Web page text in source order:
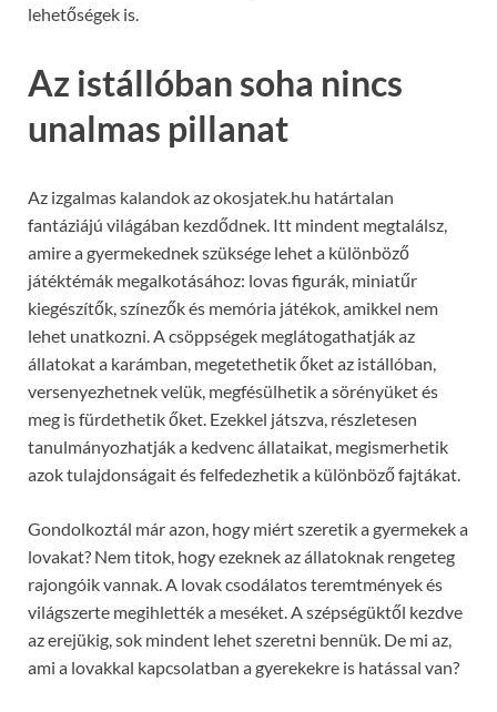
lehetőségek is.
Az istállóban soha nincs
unalmas pillanat
Az izgalmas kalandok az okosjatek.hu határtalan
fantáziájú világában kezdődnek. Itt mindent megtalálsz,
amire a gyermekednek szüksége lehet a különböző
játéktémák megalkotásához: lovas figurák, miniatűr
kiegészítők, színezők és memória játékok, amikkel nem
lehet unatkozni. A csöppségek meglátogathatják az
állatokat a karámban, megetethetik őket az istállóban,
versenyezhetnek velük, megfésülhetik a sörényüket és
meg is fürdethetik őket. Ezekkel játszva, részletesen
tanulmányozhatják a kedvenc állataikat, megismerhetik
azok tulajdonságait és felfedezhetik a különböző fajtákat.
Gondolkoztál már azon, hogy miért szeretik a gyermekek a
lovakat? Nem titok, hogy ezeknek az állatoknak rengeteg
rajongóik vannak. A lovak csodálatos teremtmények és
világszerte megihlették a meséket. A szépségüktől kezdve
az erejükig, sok mindent lehet szeretni bennük. De mi az,
ami a lovakkal kapcsolatban a gyerekekre is hatással van?